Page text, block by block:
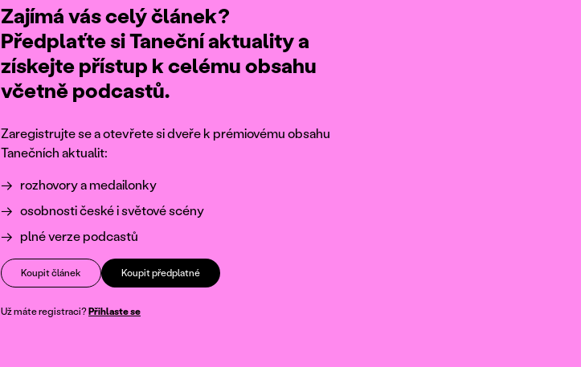
Zajímá vás celý článek?
Předplaťte si Taneční aktuality a
získejte přístup k celému obsahu
včetně podcastů.
Zaregistrujte se a otevřete si dveře k prémiovému obsahu
Tanečních aktualit:
rozhovory a medailonky
osobnosti české i světové scény
plné verze podcastů
Koupit článek Koupit předplatné
Už máte registraci?Přihlaste se